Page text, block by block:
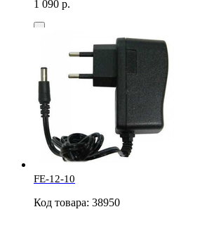
1 090 р.
FE-12-10
Код товара: 38950